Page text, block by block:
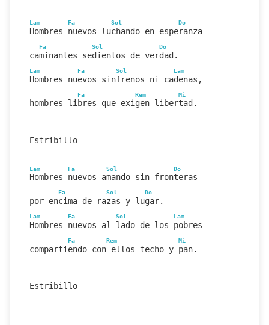
Lam Fa Sol Do
Hombres nuevos luchando en esperanza
Fa Sol Do
caminantes sedientos de verdad.
Lam Fa Sol Lam
Hombres nuevos sinfrenos ni cadenas,
Fa Rem Mi
hombres libres que exigen libertad.
Estribillo
Lam Fa Sol Do
Hombres nuevos amando sin fronteras
Fa Sol Do
por encima de razas y lugar.
Lam Fa Sol Lam
Hombres nuevos al lado de los pobres
Fa Rem Mi
compartiendo con ellos techo y pan.
Estribillo